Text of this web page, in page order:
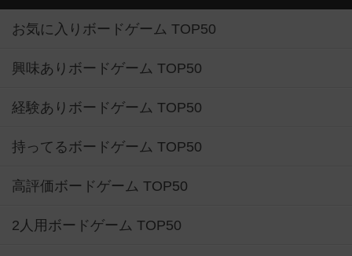
お気に入りボードゲーム TOP50
興味ありボードゲーム TOP50
経験ありボードゲーム TOP50
持ってるボードゲーム TOP50
高評価ボードゲーム TOP50
2人用ボードゲーム TOP50